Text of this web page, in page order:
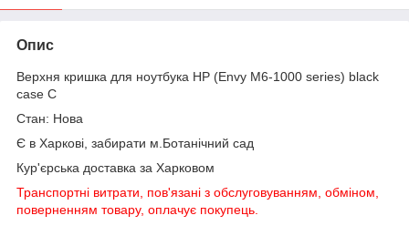
Опис
Верхня кришка для ноутбука HP (Envy M6-1000 series) black
case C
Стан: Нова
Є в Харкові, забирати м.Ботанічний сад
Кур'єрська доставка за Харковом
Транспортні витрати, пов'язані з обслуговуванням, обміном,
поверненням товару, оплачує покупець.